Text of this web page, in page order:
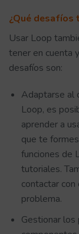
¿Qué desafíos
Usar Loop
tener en cuenta
desafíos son:
Adaptarse al
Loop, es
aprender a
que te
funciones de
tutoriales.
contactar
problema.
Gestionar